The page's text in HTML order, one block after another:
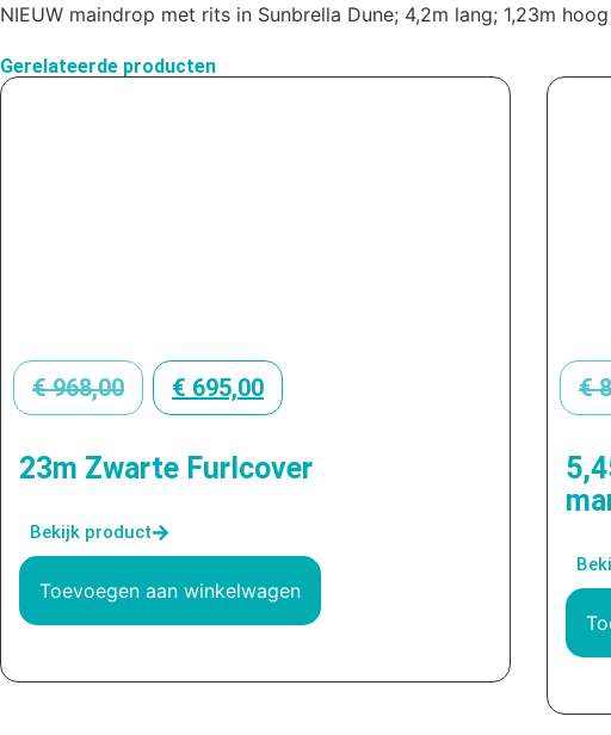
NIEUW maindrop met rits in Sunbrella Dune; 4,2m lang; 1,23m
Gerelateerde producten
€968,00 € 695,00
23m Zwarte Furlcover
Bekijk product
Toevoegen aan winkelwagen
€